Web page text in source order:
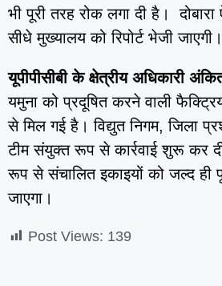
भी पूरी तरह रोक लगा दी है।
सीधे मुख्यालय को रिपोर्ट भेजी जाएगी।
यूपीपीसीबी के क्षेत्रीय अधिकारी
यमुना को प्रदूषित करने वाली
से मिल गई है। विद्युत निगम, जिला
टीम संयुक्त रूप से कार्रवाई शुरू कर
रूप से संचालित इकाइयों को जल्द ही
जाएगा।
Post Views: 139